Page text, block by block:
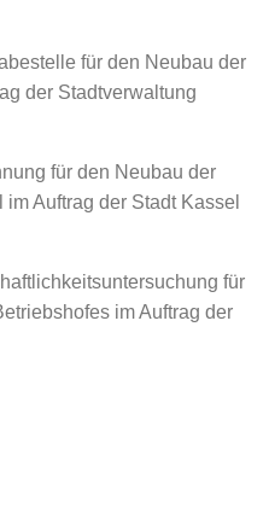
für den Neubau der
der Stadtverwaltung
für den Neubau der
Auftrag der Stadt Kassel
für
im Auftrag der